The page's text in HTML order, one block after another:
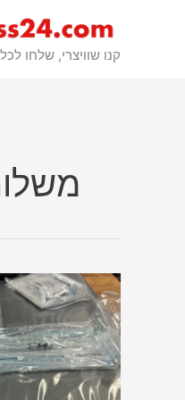
קנו שוויצרי, שלחו